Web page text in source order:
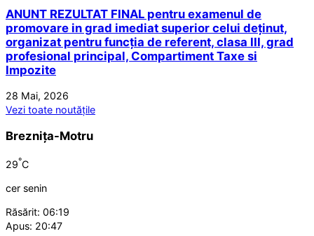
ANUNT REZULTAT FINAL pentru examenul de
promovare in grad imediat superior celui deținut,
organizat pentru funcția de referent, clasa III, grad
profesional principal, Compartiment Taxe si
Impozite
28 Mai, 2026
Vezi toate noutățile
Breznița-Motru
29°C
cer senin
Răsărit: 06:19
Apus: 20:47